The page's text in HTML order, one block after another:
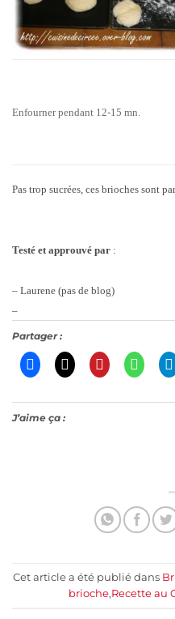
Enfourner pendant 12-15 mn.
Pas trop sucrées, ces brioches sont
Testé et approuvé par :
– Laurene (pas de blog)
–
Partager :
J’aime ça :
Cet article a été publié dans
brioche,Recette au